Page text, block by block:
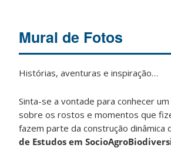
Mural de Fotos
Histórias, aventuras e inspiração…
Sinta-se a vontade para conhecer
sobre os rostos e momentos que
fazem parte da construção dinâmica
de Estudos em